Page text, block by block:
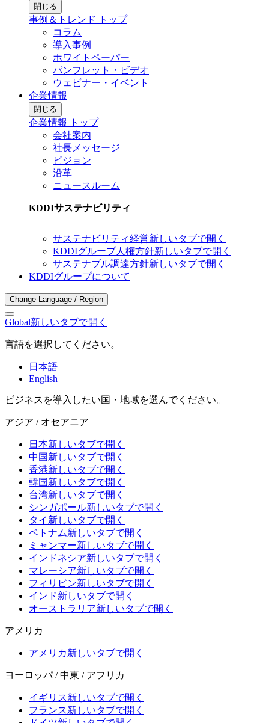
閉じる
事例＆トレンド トップ
コラム
導入事例
ホワイトペーパー
パンフレット・ビデオ
ウェビナー・イベント
企業情報
閉じる
企業情報 トップ
会社案内
社長メッセージ
ビジョン
沿革
ニュースルーム
KDDIサステナビリティ
サステナビリティ経営新しいタブで開く
KDDIグループ人権方針新しいタブで開く
サステナブル調達方針新しいタブで開く
KDDIグループについて
Change Language / Region
Global新しいタブで開く
言語を選択してください。
日本語
English
ビジネスを導入したい国・地域を選んでください。
アジア / オセアニア
日本新しいタブで開く
中国新しいタブで開く
香港新しいタブで開く
韓国新しいタブで開く
台湾新しいタブで開く
シンガポール新しいタブで開く
タイ 新しいタブで開く
ベトナム新しいタブで開く
ミャンマー新しいタブで開く
インドネシア新しいタブで開く
マレーシア新しいタブで開く
フィリピン新しいタブで開く
インド新しいタブで開く
オーストラリア新しいタブで開く
アメリカ
アメリカ新しいタブで開く
ヨーロッパ / 中東 / アフリカ
イギリス新しいタブで開く
フランス新しいタブで開く